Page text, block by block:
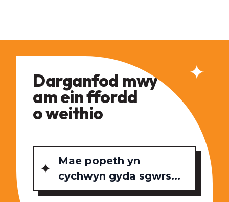
Darganfod mwy
am ein ffordd
o weithio
Mae popeth yn
cychwyn gyda sgwrs...